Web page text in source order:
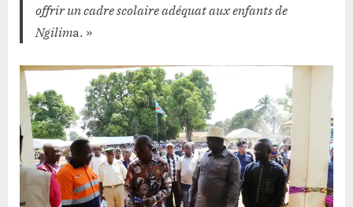
offrir un cadre scolaire adéquat aux enfants de
Ngilima. »